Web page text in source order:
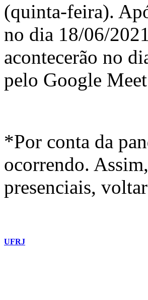
(quinta-feira).
no dia 18/06/
acontecerão no
pelo Google
*Por conta da
ocorrendo.
presenciais,
UFRJ